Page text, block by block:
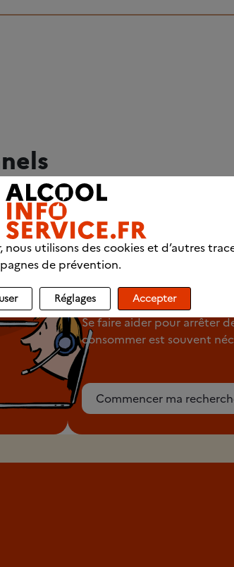
Trouver un
professionnel
chez vous
Se faire aider pour arrêter
consommer est souvent
Commencer ma
nous utilisons des cookies et d’autres
de prévention.
Réglages Accepter